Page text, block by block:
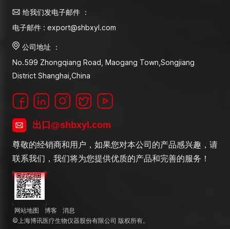
给我们发电子邮件 ：
电子邮件 : export@shbxyl.com
公司地址 ：
No.599 Zhongqiang Road, Maogang Town,Songjiang
District Shanghai,China
出口@shbxyl.com
尊敬的经销商和用户，如果您对本公司的产品感兴趣，请
联系我们，我们将为您提供优质的产品和完善的服务！
网站地图 博客
消息
©上海博讯医疗生物仪器股份有限公司 版权所有。